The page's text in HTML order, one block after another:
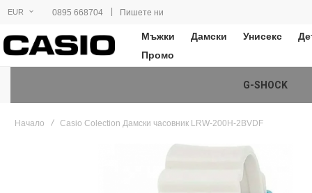
EUR 0895 668704 | Пишете ни
Мъжки Дамски Унисекс
Промо
G-SHOCK
Начало Casio Colection Дамски часовник LRW-200H-2BVDF